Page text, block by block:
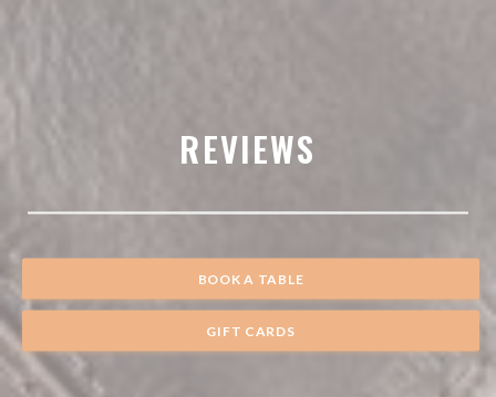
REVIEWS
BOOK A TABLE
GIFT CARDS